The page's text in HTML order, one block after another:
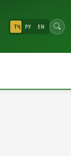
ТҶ РУ EN